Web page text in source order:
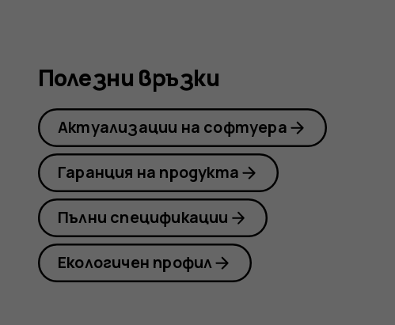
G21
Полезни връзки
Актуализации на софтуера
Гаранция на продукта
Пълни спецификации
Екологичен профил